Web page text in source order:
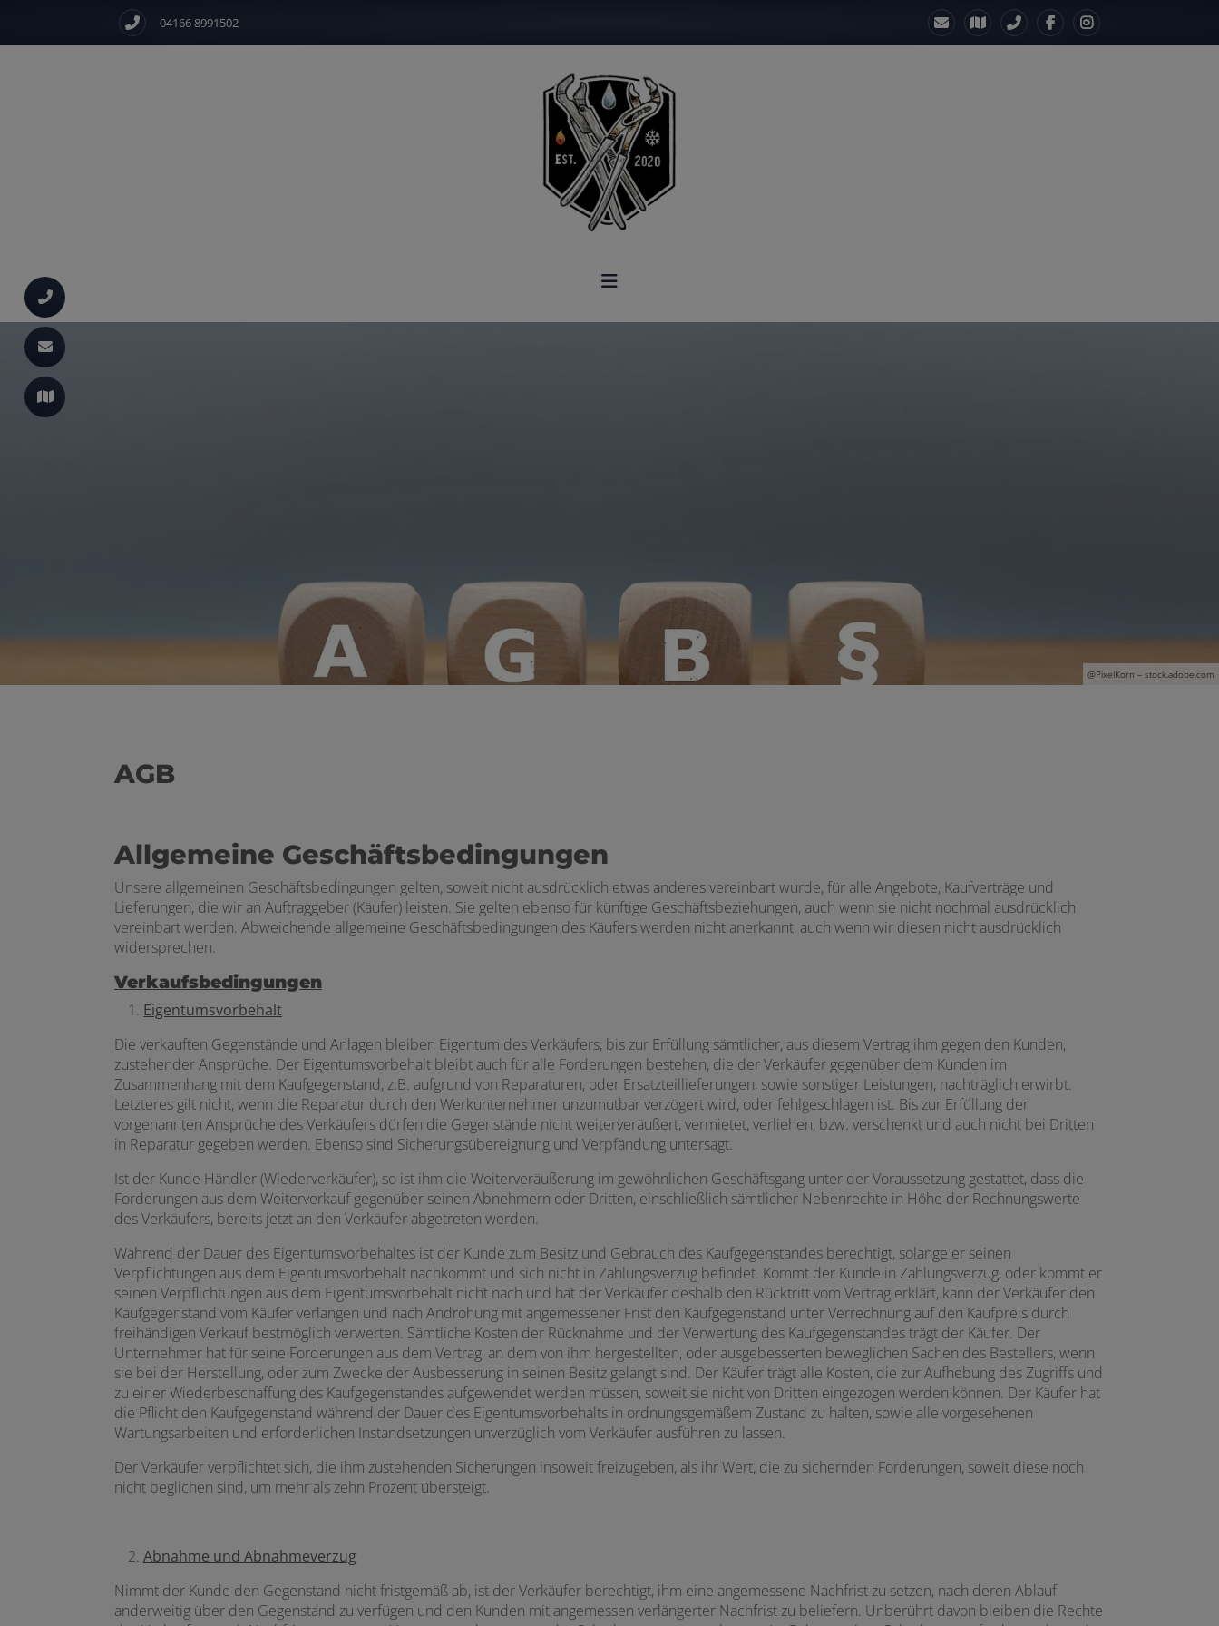
04166 8991502
@PixelKorn – stock.adobe.com
AGB
Allgemeine Geschäftsbedingungen
Unsere allgemeinen Geschäftsbedingungen gelten, soweit nicht ausdrücklich etwas anderes vereinbart wurde, für alle Angebote, Kaufverträge und
Lieferungen, die wir an Auftraggeber (Käufer) leisten. Sie gelten ebenso für künftige Geschäftsbeziehungen, auch wenn sie nicht nochmal ausdrücklich
vereinbart werden. Abweichende allgemeine Geschäftsbedingungen des Käufers werden nicht anerkannt, auch wenn wir diesen nicht ausdrücklich
widersprechen.
Verkaufsbedingungen
Eigentumsvorbehalt
Die verkauften Gegenstände und Anlagen bleiben Eigentum des Verkäufers, bis zur Erfüllung sämtlicher, aus diesem Vertrag ihm gegen den Kunden,
zustehender Ansprüche. Der Eigentumsvorbehalt bleibt auch für alle Forderungen bestehen, die der Verkäufer gegenüber dem Kunden im
Zusammenhang mit dem Kaufgegenstand, z.B. aufgrund von Reparaturen, oder Ersatzteillieferungen, sowie sonstiger Leistungen, nachträglich erwirbt.
Letzteres gilt nicht, wenn die Reparatur durch den Werkunternehmer unzumutbar verzögert wird, oder fehlgeschlagen ist. Bis zur Erfüllung der
vorgenannten Ansprüche des Verkäufers dürfen die Gegenstände nicht weiterveräußert, vermietet, verliehen, bzw. verschenkt und auch nicht bei Dritten
in Reparatur gegeben werden. Ebenso sind Sicherungsübereignung und Verpfändung untersagt.
Ist der Kunde Händler (Wiederverkäufer), so ist ihm die Weiterveräußerung im gewöhnlichen Geschäftsgang unter der Voraussetzung gestattet, dass die
Forderungen aus dem Weiterverkauf gegenüber seinen Abnehmern oder Dritten, einschließlich sämtlicher Nebenrechte in Höhe der Rechnungswerte
des Verkäufers, bereits jetzt an den Verkäufer abgetreten werden.
Während der Dauer des Eigentumsvorbehaltes ist der Kunde zum Besitz und Gebrauch des Kaufgegenstandes berechtigt, solange er seinen
Verpflichtungen aus dem Eigentumsvorbehalt nachkommt und sich nicht in Zahlungsverzug befindet. Kommt der Kunde in Zahlungsverzug, oder kommt er
seinen Verpflichtungen aus dem Eigentumsvorbehalt nicht nach und hat der Verkäufer deshalb den Rücktritt vom Vertrag erklärt, kann der Verkäufer den
Kaufgegenstand vom Käufer verlangen und nach Androhung mit angemessener Frist den Kaufgegenstand unter Verrechnung auf den Kaufpreis durch
freihändigen Verkauf bestmöglich verwerten. Sämtliche Kosten der Rücknahme und der Verwertung des Kaufgegenstandes trägt der Käufer. Der
Unternehmer hat für seine Forderungen aus dem Vertrag, an dem von ihm hergestellten, oder ausgebesserten beweglichen Sachen des Bestellers, wenn
sie bei der Herstellung, oder zum Zwecke der Ausbesserung in seinen Besitz gelangt sind. Der Käufer trägt alle Kosten, die zur Aufhebung des Zugriffs und
zu einer Wiederbeschaffung des Kaufgegenstandes aufgewendet werden müssen, soweit sie nicht von Dritten eingezogen werden können. Der Käufer hat
die Pflicht den Kaufgegenstand während der Dauer des Eigentumsvorbehalts in ordnungsgemäßem Zustand zu halten, sowie alle vorgesehenen
Wartungsarbeiten und erforderlichen Instandsetzungen unverzüglich vom Verkäufer ausführen zu lassen.
Der Verkäufer verpflichtet sich, die ihm zustehenden Sicherungen insoweit freizugeben, als ihr Wert, die zu sichernden Forderungen, soweit diese noch
nicht beglichen sind, um mehr als zehn Prozent übersteigt.
Abnahme und Abnahmeverzug
Nimmt der Kunde den Gegenstand nicht fristgemäß ab, ist der Verkäufer berechtigt, ihm eine angemessene Nachfrist zu setzen, nach deren Ablauf
anderweitig über den Gegenstand zu verfügen und den Kunden mit angemessen verlängerter Nachfrist zu beliefern. Unberührt davon bleiben die Rechte